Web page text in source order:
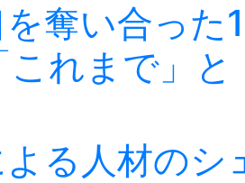
奪い合った
れまで」と
る人材のシ